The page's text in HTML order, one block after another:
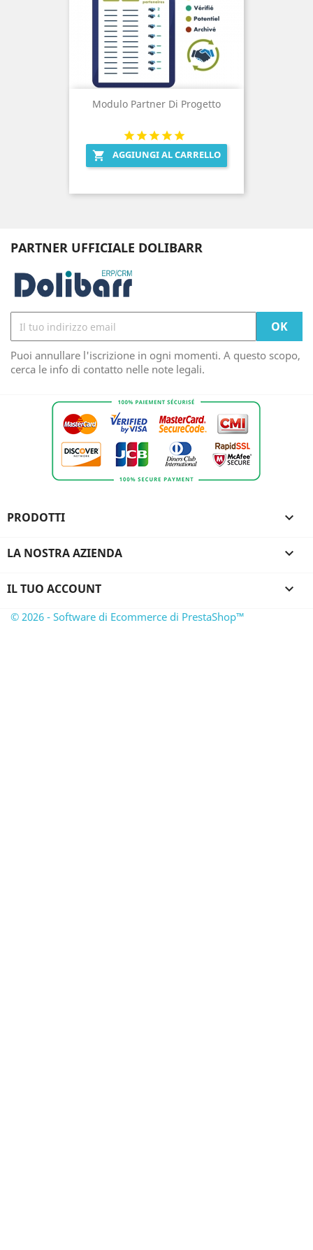
Modulo Partner Di Progetto
 AGGIUNGI AL CARRELLO
PARTNER UFFICIALE DOLIBARR
Puoi annullare l'iscrizione in ogni momenti. A questo scopo,
cerca le info di contatto nelle note legali.
PRODOTTI 
LA NOSTRA AZIENDA 
IL TUO ACCOUNT 
© 2026 - Software di Ecommerce di PrestaShop™